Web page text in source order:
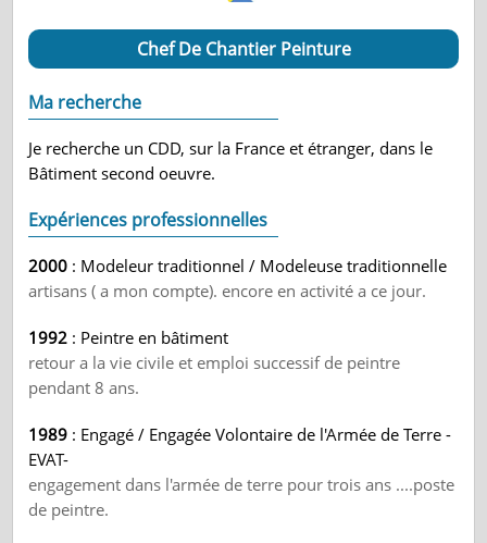
Chef De Chantier Peinture
Ma recherche
Je recherche un CDD, sur la France et étranger, dans le
Bâtiment second oeuvre.
Expériences professionnelles
2000 : Modeleur traditionnel / Modeleuse traditionnelle
artisans ( a mon compte). encore en activité a ce jour.
1992 : Peintre en bâtiment
retour a la vie civile et emploi successif de peintre
pendant 8 ans.
1989 : Engagé / Engagée Volontaire de l'Armée de Terre -
EVAT-
engagement dans l'armée de terre pour trois ans ....poste
de peintre.